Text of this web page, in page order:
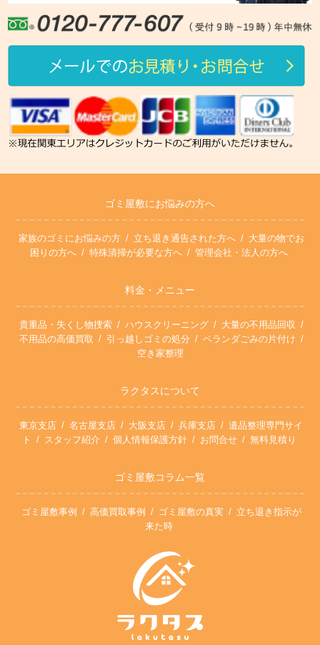
ゴミ屋敷にお悩みの方へ
家族のゴミにお悩みの方 立ち退き通告された方へ
大量の物でお
困りの方へ
特殊清掃が必要な方へ 管理会社・法人の方へ
料金・メニュー
貴重品・失くし物捜索 ハウスクリーニング
大量の不用品回収
不用品の高価買取
引っ越しゴミの処分
ベランダごみの片付け
空き家整理
ラクタスについて
東京支店 名古屋支店 大阪支店 兵庫支店
遺品整理専門サイ
ト
スタッフ紹介 個人情報保護方針 お問合せ 無料見積り
ゴミ屋敷コラム一覧
ゴミ屋敷事例 高価買取事例 ゴミ屋敷の真実
立ち退き指示が
来た時